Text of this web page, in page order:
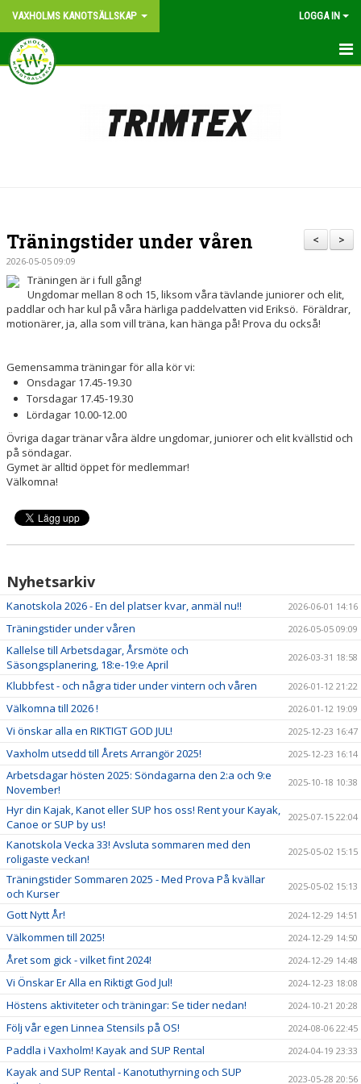
VAXHOLMS KANOTSÄLLSKAP LOGGA IN
START
NYHETER
VÅR HISTORIA
BILDGALLERI
>
<
Träningstider under våren
2026-05-05 09:09
Träningen är i full gång!
Ungdomar mellan 8 och 15, liksom våra tävlande juniorer och elit,
paddlar och har kul på våra härliga paddelvatten vid Eriksö. Föräldrar,
motionärer, ja, alla som vill träna, kan hänga på! Prova du också!
Gemensamma träningar för alla kör vi:
Onsdagar 17.45-19.30
Torsdagar 17.45-19.30
Lördagar 10.00-12.00
Övriga dagar tränar våra äldre ungdomar, juniorer och elit kvällstid och
på söndagar.
Gymet är alltid öppet för medlemmar!
Välkomna!
Nyhetsarkiv
Kanotskola 2026 - En del platser kvar, anmäl nu!! 2026-06-01 14:16
Träningstider under våren 2026-05-05 09:09
Kallelse till Arbetsdagar, Årsmöte och
Säsongsplanering, 18:e-19:e April
2026-03-31 18:58
Klubbfest - och några tider under vintern och våren 2026-01-12 21:22
Välkomna till 2026 ! 2026-01-12 19:09
Vi önskar alla en RIKTIGT GOD JUL! 2025-12-23 16:47
Vaxholm utsedd till Årets Arrangör 2025! 2025-12-23 16:14
Arbetsdagar hösten 2025: Söndagarna den 2:a och 9:e
November!
2025-10-18 10:38
Hyr din Kajak, Kanot eller SUP hos oss! Rent your Kayak,
Canoe or SUP by us!
2025-07-15 22:04
Kanotskola Vecka 33! Avsluta sommaren med den
roligaste veckan!
2025-05-02 15:15
Träningstider Sommaren 2025 - Med Prova På kvällar
och Kurser
2025-05-02 15:13
Gott Nytt År! 2024-12-29 14:51
Välkommen till 2025! 2024-12-29 14:50
Året som gick - vilket fint 2024! 2024-12-29 14:48
Vi Önskar Er Alla en Riktigt God Jul! 2024-12-23 18:08
Höstens aktiviteter och träningar: Se tider nedan! 2024-10-21 20:28
Följ vår egen Linnea Stensils på OS! 2024-08-06 22:45
Paddla i Vaxholm! Kayak and SUP Rental 2024-04-19 23:33
Kayak and SUP Rental - Kanotuthyrning och SUP
2023-05-28 20:56